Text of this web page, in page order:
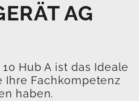
AG
Hub A ist das Ideale
Ihre Fachkompetenz
haben.